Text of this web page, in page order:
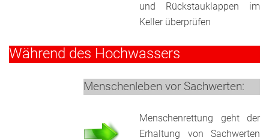
und Rückstauklappen im
Keller überprüfen
Während des Hochwassers
Menschenleben vor Sachwerten:
Menschenrettung geht der
Erhaltung von Sachwerten